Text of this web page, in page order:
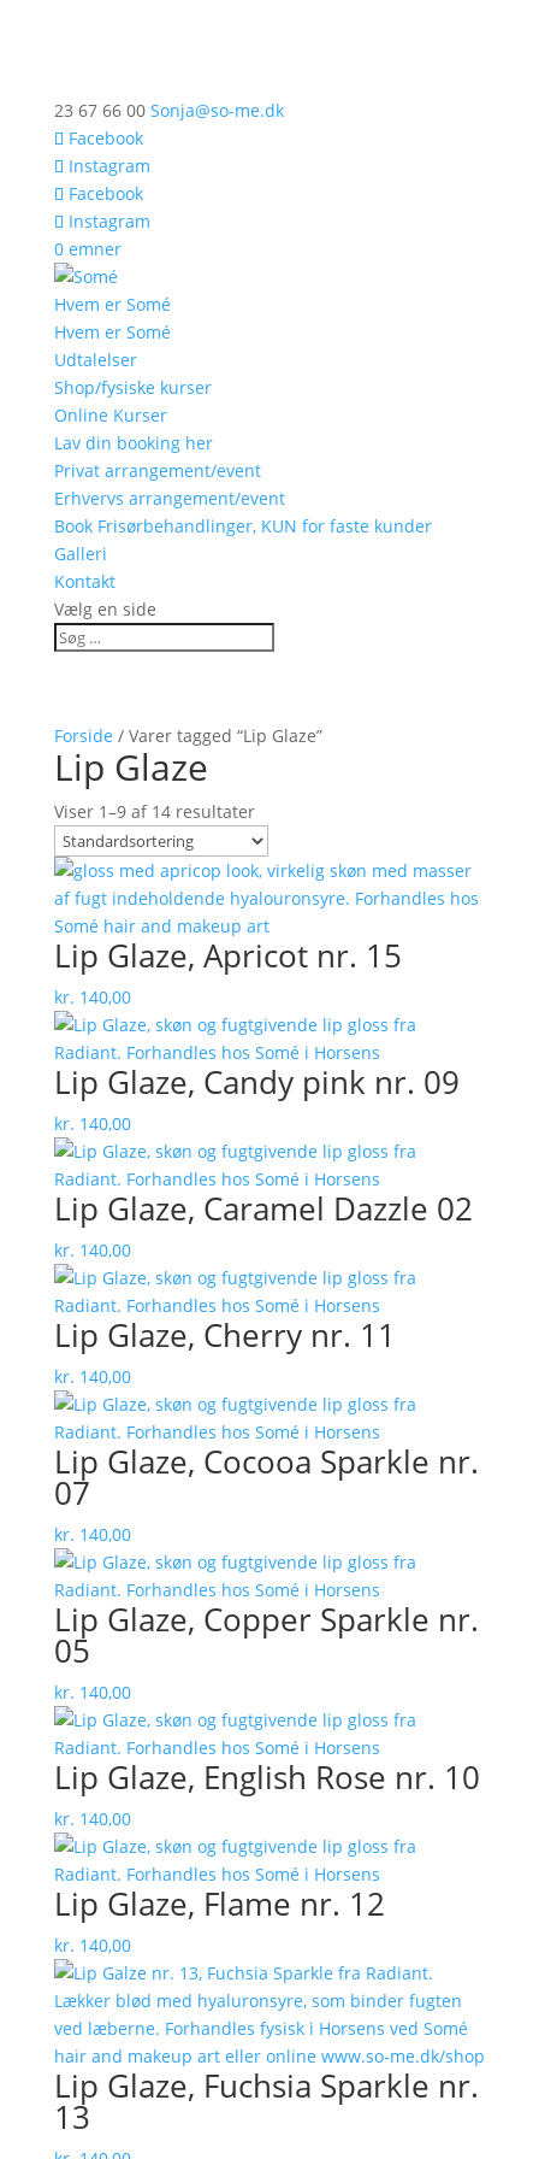
23 67 66 00 Sonja@so-me.dk
Facebook
Instagram
Facebook
Instagram
0 emner
Hvem er Somé
Hvem er Somé
Udtalelser
Shop/fysiske kurser
Online Kurser
Lav din booking her
Privat arrangement/event
Erhvervs arrangement/event
Book Frisørbehandlinger, KUN for faste kunder
Galleri
Kontakt
Vælg en side
Forside / Varer tagged “Lip Glaze”
Lip Glaze
Viser 1–9 af 14 resultater
Lip Glaze, Apricot nr. 15
kr. 140,00
Lip Glaze, Candy pink nr. 09
kr. 140,00
Lip Glaze, Caramel Dazzle 02
kr. 140,00
Lip Glaze, Cherry nr. 11
kr. 140,00
Lip Glaze, Cocooa Sparkle nr.
07
kr. 140,00
Lip Glaze, Copper Sparkle nr.
05
kr. 140,00
Lip Glaze, English Rose nr. 10
kr. 140,00
Lip Glaze, Flame nr. 12
kr. 140,00
Lip Glaze, Fuchsia Sparkle nr.
13